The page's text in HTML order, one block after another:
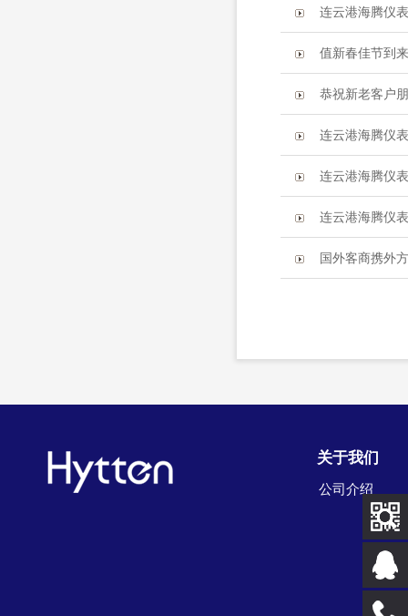
连云港海腾仪
值新春佳节到
恭祝新老客户
连云港海腾仪
连云港海腾仪
连云港海腾仪
国外客商携外
关于我们
公司介绍